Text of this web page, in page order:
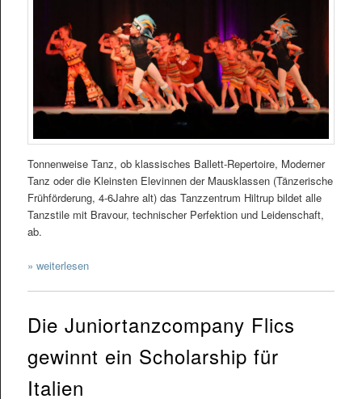
Tonnenweise Tanz, ob klassisches Ballett-Repertoire, Moderner
Tanz oder die Kleinsten Elevinnen der Mausklassen (Tänzerische
Frühförderung, 4-6Jahre alt) das Tanzzentrum Hiltrup bildet alle
Tanzstile mit Bravour, technischer Perfektion und Leidenschaft,
ab.
» weiterlesen
Die Juniortanzcompany Flics
gewinnt ein Scholarship für
Italien